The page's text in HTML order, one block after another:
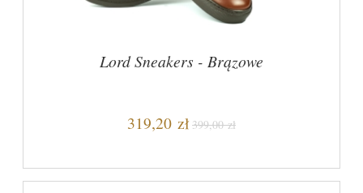
Lord Sneakers - Brązowe
319,20 zł 399,00 zł